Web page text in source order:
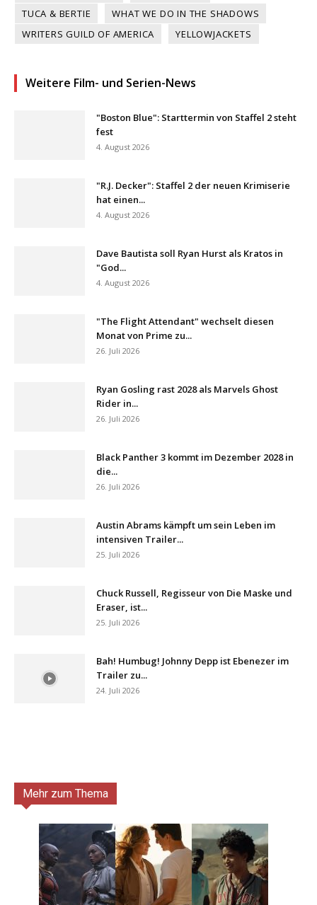
TUCA & BERTIE
WHAT WE DO IN THE SHADOWS
WRITERS GUILD OF AMERICA
YELLOWJACKETS
Weitere Film- und Serien-News
"Boston Blue": Starttermin von Staffel 2 steht
fest
4. August 2026
"R.J. Decker": Staffel 2 der neuen Krimiserie
hat einen...
4. August 2026
Dave Bautista soll Ryan Hurst als Kratos in
"God...
4. August 2026
"The Flight Attendant" wechselt diesen
Monat von Prime zu...
26. Juli 2026
Ryan Gosling rast 2028 als Marvels Ghost
Rider in...
26. Juli 2026
Black Panther 3 kommt im Dezember 2028 in
die...
26. Juli 2026
Austin Abrams kämpft um sein Leben im
intensiven Trailer...
25. Juli 2026
Chuck Russell, Regisseur von Die Maske und
Eraser, ist...
25. Juli 2026
Bah! Humbug! Johnny Depp ist Ebenezer im
Trailer zu...
24. Juli 2026
Mehr zum Thema